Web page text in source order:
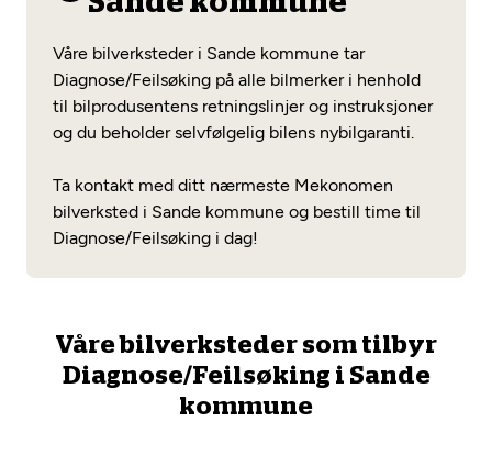
Se alle (52) tjenester her
Les mer
Mekonomen Fleet
Fritt verkstedvalg
Lønnsomt valg
Mobilitetsgaranti
Opprett en konto
Våre bilverksteder i Sande kommune tar
Diagnose/Feilsøking på alle bilmerker i henhold
til bilprodusentens retningslinjer og instruksjoner
og du beholder selvfølgelig bilens nybilgaranti.
Ta kontakt med ditt nærmeste Mekonomen
bilverksted i Sande kommune og bestill time til
Diagnose/Feilsøking i dag!
Våre bilverksteder som tilbyr
Diagnose/Feilsøking i Sande
kommune